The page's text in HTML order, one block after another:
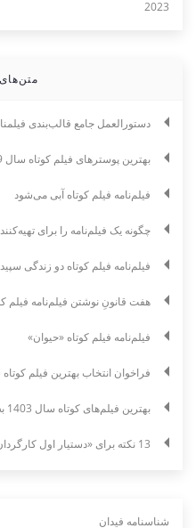
متن‌های
دستورالعمل جامع قالب‌بندی
بهترین پوسترهای فیلم کوتاه سال 1399
فیلم‌نامه فیلم کوتاه آبی می‌شود
چگونه یک فیلم‌نامه را برای
فیلم‌نامه فیلم کوتاه دو زندگی
هفت قانونِ نوشتن فیلم‌نامه فیلم
فیلم‌نامه فیلم کوتاه «حیوان»
فراخوان انتخاب بهترین فیلم کوتاه
بهترین فیلم‌های کوتاه سال 1403 به انتخاب فیدان
13 نکته برای «دستیار اول کارگردان» بهتری بودن
شناسنامه فیدان